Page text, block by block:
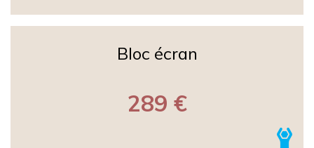
Bloc écran
289 €